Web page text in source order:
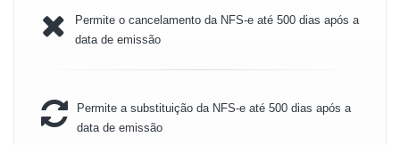
Permite o cancelamento da NFS-e até 500 dias após a
data de emissão
Permite a substituição da NFS-e até 500 dias após a
data de emissão